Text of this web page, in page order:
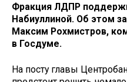
Фракция ЛДПР
Набиуллиной. Об этом
Максим Рохмистров,
в Госдуме.
На посту главы